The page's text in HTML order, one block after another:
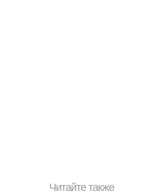
Читайте также